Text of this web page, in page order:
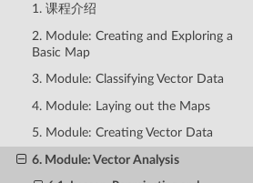
1. 课程介绍
2. Module: Creating and Exploring a
Basic Map
3. Module: Classifying Vector Data
4. Module: Laying out the Maps
5. Module: Creating Vector Data
6. Module: Vector Analysis